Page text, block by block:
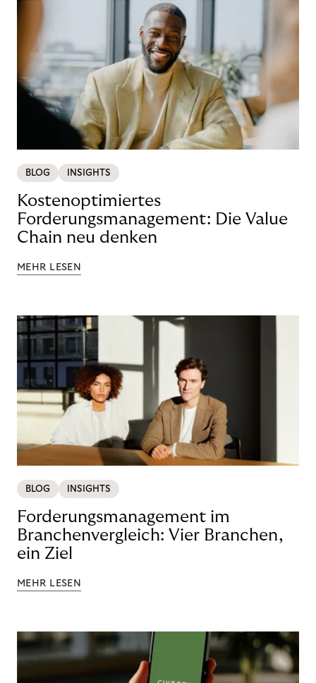
BLOG INSIGHTS
Kostenoptimiertes
Forderungsmanagement: Die Value
Chain neu denken
MEHR LESEN
BLOG INSIGHTS
Forderungsmanagement im
Branchenvergleich: Vier Branchen,
ein Ziel
MEHR LESEN